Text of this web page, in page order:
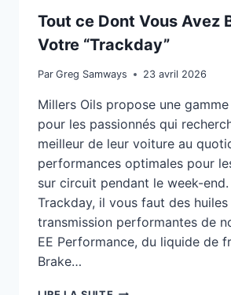
Tout ce Dont Vous Avez
Votre “Trackday”
Par Greg Samways 23 avril 2026
Millers Oils propose une
pour les passionnés qui
meilleur de leur voiture au
performances optimales pour
sur circuit pendant le week-
Trackday, il vous faut des
transmission performantes de
EE Performance, du liquide de
Brake…
TOUT